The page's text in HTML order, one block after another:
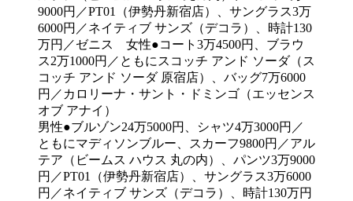
男性●ブルゾン24万5000円、シャツ4万3000円／
ともにマディソンブルー、スカーフ9800円／アル
テア（ビームス ハウス 丸の内）、パンツ3万9000
円／PT01（伊勢丹新宿店）、サングラス3万6000
円／ネイティブ サンズ（デコラ）、時計130万円